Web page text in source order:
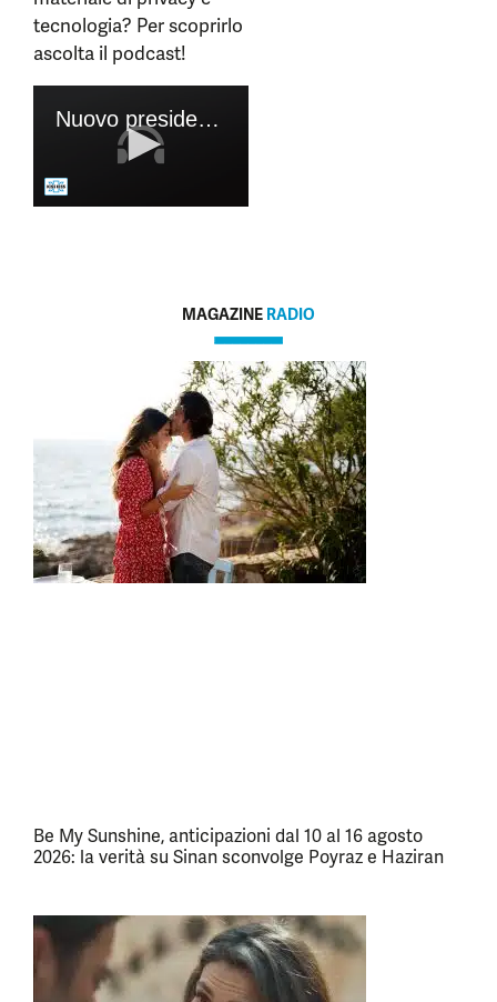
tecnologia? Per scoprirlo
ascolta il podcast!
MAGAZINE RADIO
Be My Sunshine, anticipazioni dal 10 al 16 agosto
2026: la verità su Sinan sconvolge Poyraz e Haziran